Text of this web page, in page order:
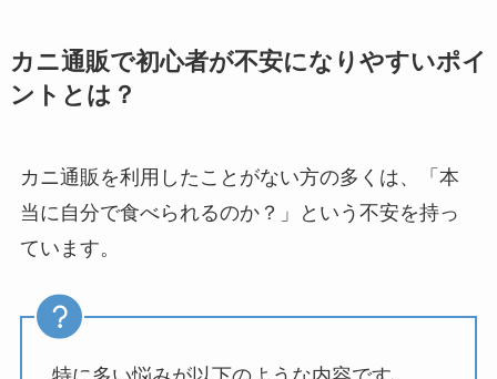
カニ通販で初心者が不安になりやすいポイ
ントとは？
カニ通販を利用したことがない方の多くは、「本
当に自分で食べられるのか？」という不安を持っ
ています。